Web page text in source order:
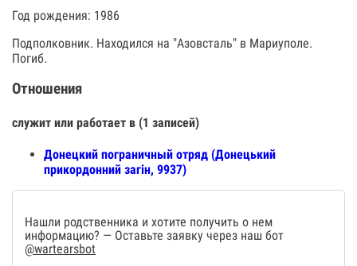
Год рождения: 1986
Подполковник. Находился на "Азовсталь" в Мариуполе.
Погиб.
Отношения
служит или работает в (1 записей)
Донецкий пограничный отряд (Донецький
прикордонний загін, 9937)
Нашли родственника и хотите получить о нем
информацию? — Оставьте заявку через наш бот
@wartearsbot